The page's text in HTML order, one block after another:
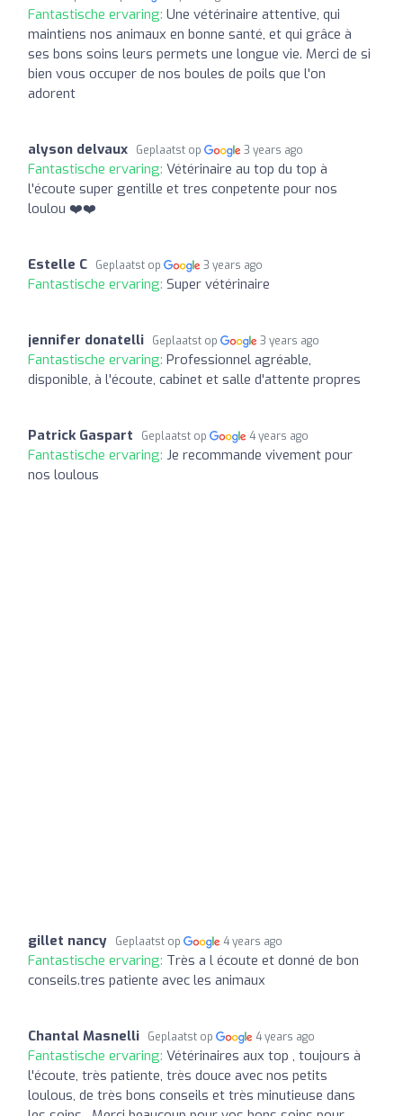
Fantastische ervaring: Une vétérinaire attentive, qui
maintiens nos animaux en bonne santé, et qui grâce à
ses bons soins leurs permets une longue vie. Merci de si
bien vous occuper de nos boules de poils que l'on
adorent
alyson delvaux Geplaatst op 3 years ago
Fantastische ervaring: Vétérinaire au top du top à
l'écoute super gentille et tres conpetente pour nos
loulou ❤️❤️
Estelle C Geplaatst op 3 years ago
Fantastische ervaring: Super vétérinaire
jennifer donatelli Geplaatst op 3 years ago
Fantastische ervaring: Professionnel agréable,
disponible, à l'écoute, cabinet et salle d'attente propres
Patrick Gaspart Geplaatst op 4 years ago
Fantastische ervaring: Je recommande vivement pour
nos loulous
gillet nancy Geplaatst op 4 years ago
Fantastische ervaring: Très a l écoute et donné de bon
conseils.tres patiente avec les animaux
Chantal Masnelli Geplaatst op 4 years ago
Fantastische ervaring: Vétérinaires aux top , toujours à
l'écoute, très patiente, très douce avec nos petits
loulous, de très bons conseils et très minutieuse dans